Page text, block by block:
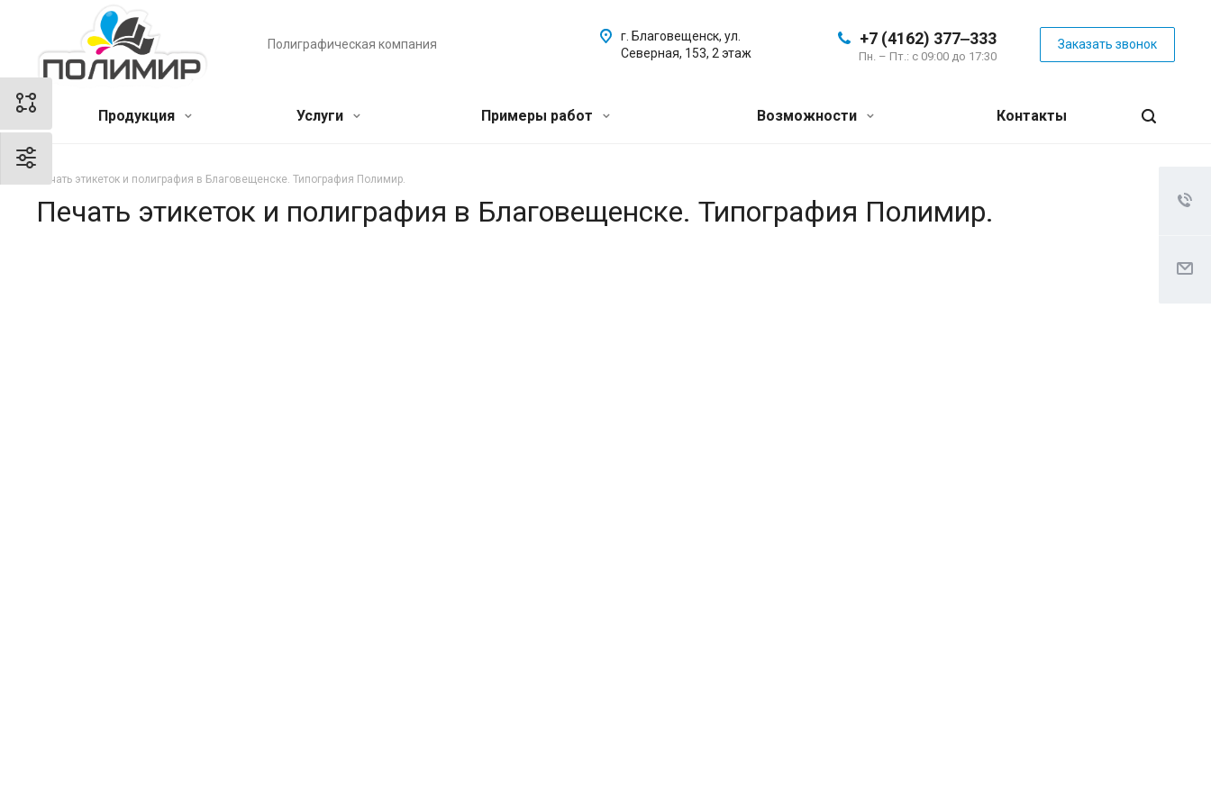
Полиграфическая компания +7 (4162) 377‒333
Пн. – Пт.: с 09:00 до 17:30
Заказать звонок
г. Благовещенск, ул.
Северная, 153, 2 этаж
Продукция Услуги Примеры работ Возможности Контакты
Печать этикеток и полиграфия в Благовещенске. Типография Полимир.
Печать этикеток и полиграфия в Благовещенске. Типография Полимир.